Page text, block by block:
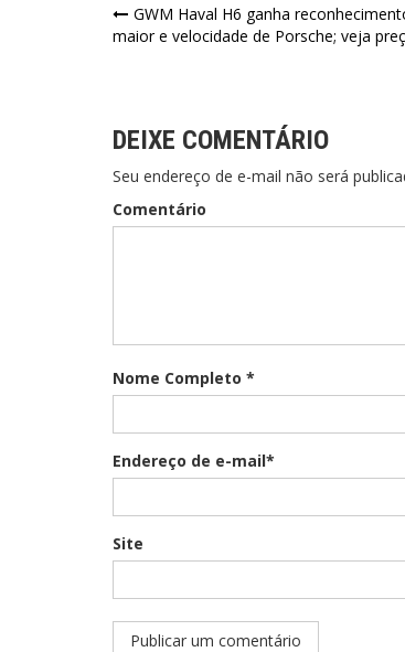
Navegação
GWM Haval H6 ganha
maior e velocidade de Porsche; veja
DEIXE COMENTÁRIO
Seu endereço de e-mail não será
Comentário
Nome Completo *
Endereço de e-mail*
Site